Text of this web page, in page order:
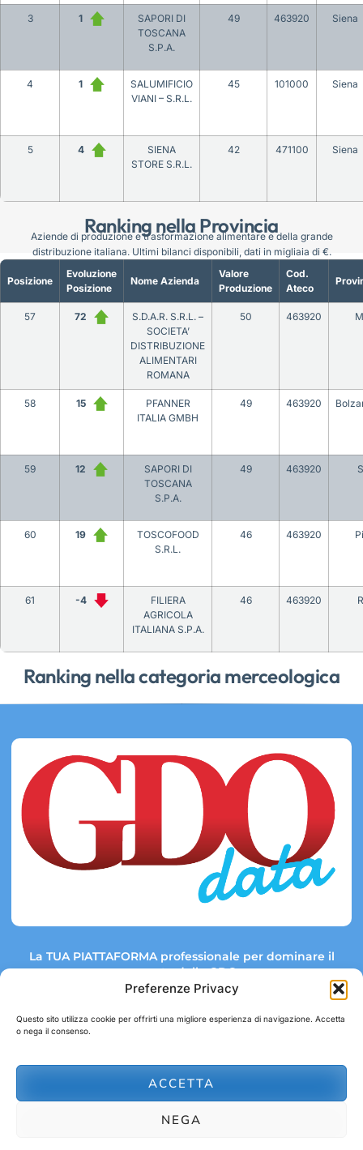
Preferenze Privacy
Questo sito utilizza cookie per offrirti una migliore esperienza di navigazione. Accetta
o nega il consenso.
ACCETTA
NEGA
Ranking nella Provincia
3 1
SAPORI DI
TOSCANA
S.P.A.
49 463920 Siena
4 1
SALUMIFICIO
VIANI – S.R.L.
45 101000 Siena
5 4
SIENA
STORE S.R.L.
42 471100 Siena
Ranking nella categoria merceologica
Posizione
Evoluzione
Posizione
Nome Azienda
Valore
Produzione
Cod.
Ateco
57 72
S.D.A.R. S.R.L. –
SOCIETA’
DISTRIBUZIONE
ALIMENTARI
ROMANA
50 463920
58 15
PFANNER
ITALIA GMBH
49 463920
59 12
SAPORI DI
TOSCANA
S.P.A.
49 463920
60 19
TOSCOFOOD
S.R.L.
46 463920
61 -4
FILIERA
AGRICOLA
ITALIANA S.P.A.
46 463920
Aziende di produzione e trasformazione alimentare e della grande
distribuzione italiana. Ultimi bilanci disponibili, dati in migliaia di €.
La TUA PIATTAFORMA professionale per dominare il
mercato della GDO.
Link rapidi:
abbonamenti@gdodata.it